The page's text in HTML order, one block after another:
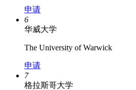
申请
6
华威大学
The University of Warwick
申请
7
格拉斯哥大学